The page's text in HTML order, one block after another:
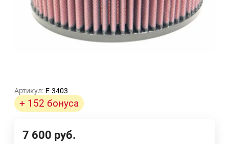
Артикул: E-3403
+ 152 бонуса
7 600 руб.